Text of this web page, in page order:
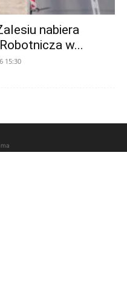
nabiera
w...
15:30